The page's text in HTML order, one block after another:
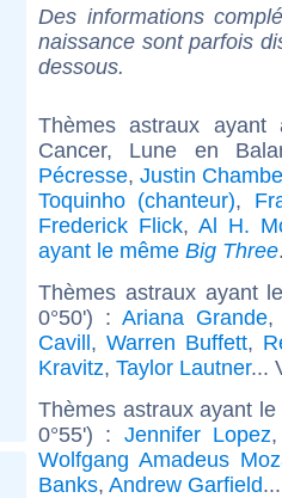
Des informations
naissance sont parfois
dessous.
Thèmes astraux
Cancer, Lune en
Pécresse,Justin
Toquinho (chanteur),
Frederick Flick, Al H.
ayant le même Big Three
Thèmes astraux ayant
0°50') :Ariana Grande
Cavill,Warren Buffett,
Kravitz, Taylor Lautner...
Thèmes astraux ayant
0°55') : Jennifer Lopez
Wolfgang Amadeus
Banks, Andrew Garfield